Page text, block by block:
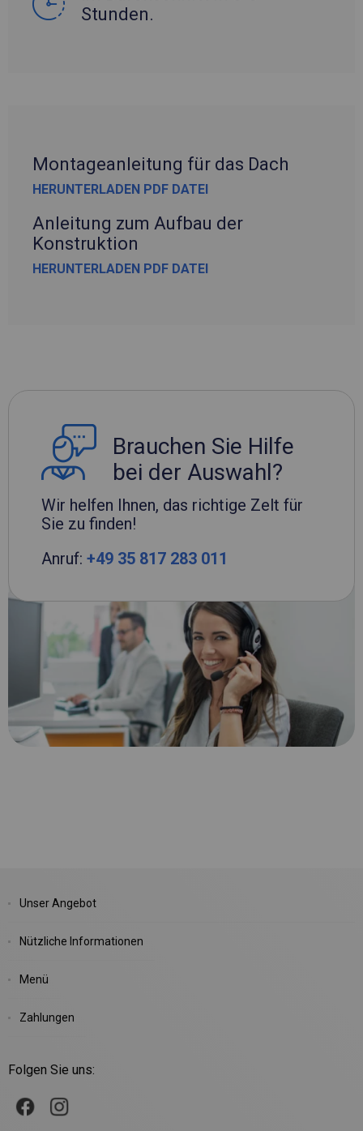
Stunden.
Montageanleitung für das Dach
HERUNTERLADEN PDF DATEI
Anleitung zum Aufbau der
Konstruktion
HERUNTERLADEN PDF DATEI
Brauchen Sie Hilfe
bei der Auswahl?
Wir helfen Ihnen, das richtige Zelt für
Sie zu finden!
Anruf: +49 35 817 283 011
Unser Angebot
Nützliche Informationen
Menü
Zahlungen
Folgen Sie uns: